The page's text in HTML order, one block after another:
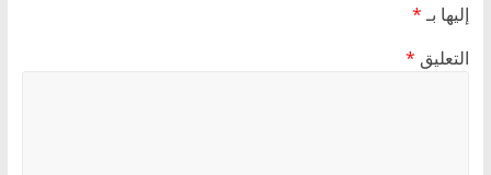
إليها بـ*
التعليق *